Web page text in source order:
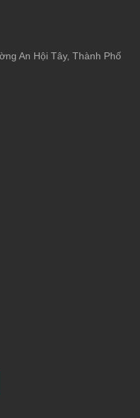
An Hội Tây, Thành Phố